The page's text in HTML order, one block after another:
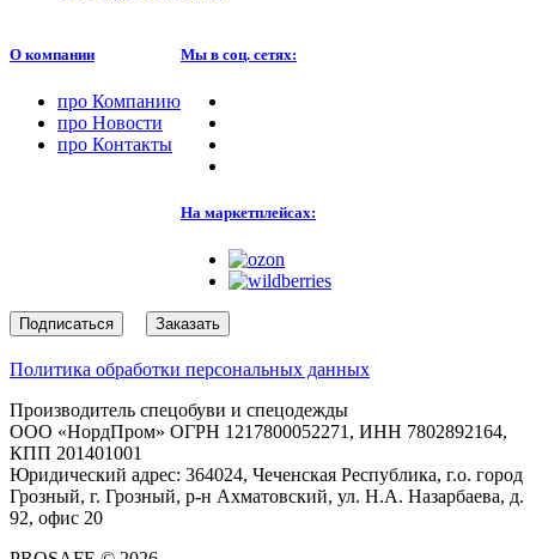
О компании
про Компанию
про Новости
про Контакты
Мы в соц. сетях:
На маркетплейсах:
Подписаться Заказать
Политика обработки персональных данных
Производитель спецобуви и спецодежды
ООО «НордПром» ОГРН 1217800052271, ИНН 7802892164,
КПП 201401001
Юридический адрес: 364024, Чеченская Республика, г.о. город
Грозный, г. Грозный, р-н Ахматовский, ул. Н.А. Назарбаева, д.
92, офис 20